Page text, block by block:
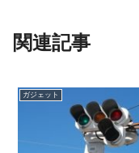
関連記事
ガジェット